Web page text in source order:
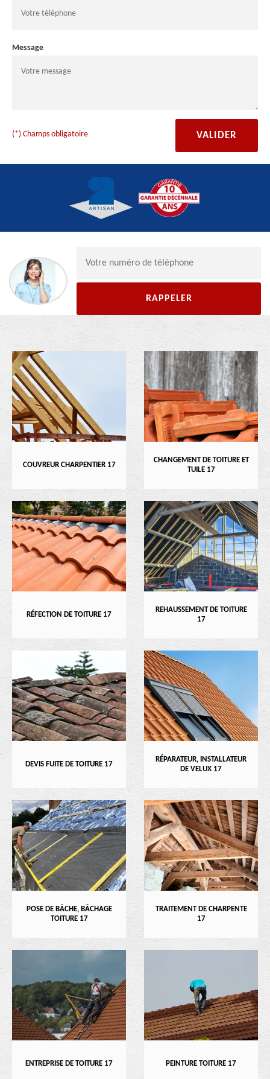
Message
(*) Champs obligatoire
COUVREUR CHARPENTIER 17
CHANGEMENT DE TOITURE ET
TUILE 17
RÉFECTION DE TOITURE 17
REHAUSSEMENT DE TOITURE
17
DEVIS FUITE DE TOITURE 17
RÉPARATEUR, INSTALLATEUR
DE VELUX 17
POSE DE BÂCHE, BÂCHAGE
TOITURE 17
TRAITEMENT DE CHARPENTE
17
ENTREPRISE DE TOITURE 17 PEINTURE TOITURE 17